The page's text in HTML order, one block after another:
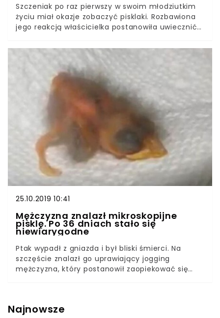
Szczeniak po raz pierwszy w swoim młodziutkim
życiu miał okazje zobaczyć pisklaki. Rozbawiona
jego reakcją właścicielka postanowiła uwiecznić
decyzja okazała się strzałem w dziesiątkę,
ponieważ uroczy zwierzak w mgnieniu oka stał się
prawdziwą gwiazdą! Nie od dziś wiadomo, że
szczeniaczki to przeurocze stworzenia, które
swoją niewinnością potrafią rozbawić do łez.
Wzorcowym przykładem jest zwierzak, który
rozkochał w sobie miliony Internautów. Wszystko
za sprawą jego reakcji, gdy na drodze stanęły mu
dotąd nieznane żółte stworzenia. Czegoś
podobnego z pewnością nie widzieliście!
25.10.2019 10:41
Mężczyzna znalazł mikroskopijne
pisklę. Po 36 dniach stało się
niewiarygodne
Ptak wypadł z gniazda i był bliski śmierci. Na
szczęście znalazł go uprawiający jogging
mężczyzna, który postanowił zaopiekować się
się niewiarygodne! Znajdując gdzieś pisklę, należy
Najnowsze